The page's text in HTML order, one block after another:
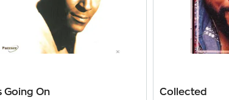
Going On Collected